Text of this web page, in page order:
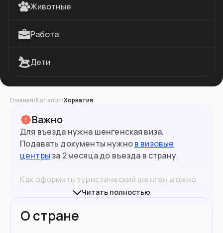
Животные
Работа
Дети
Главная/Каталог/Хорватия
Важно
Для въезда нужна шенгенская виза.
Подавать документы нужнов визовые
центрыза 2 месяца до въезда в страну.
Как оформить туристический шенген можно
в нашем материале на сайте
При въезде в страны ЕС желательно иметь
биометрический (10-летний) паспорт.
Читать полностью
О стране